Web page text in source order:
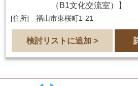
（B1文化交流室）
】
[住所] 福山市東桜町1-21
検討リストに追加 >